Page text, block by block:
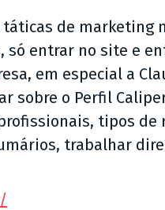
de marketing
só entrar no site e
em especial a
sobre o Perfil
tipos de
trabalhar